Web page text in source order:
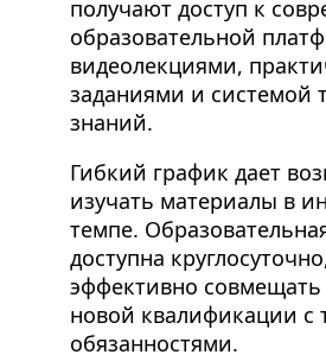
получают доступ к
образовательной
видеолекциями,
заданиями и системой
знаний.
Гибкий график дает
изучать материалы в
темпе.
доступна
эффективно
новой квалификации с
обязанностями.